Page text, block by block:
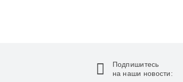
Подпишитесь
на наши новости: